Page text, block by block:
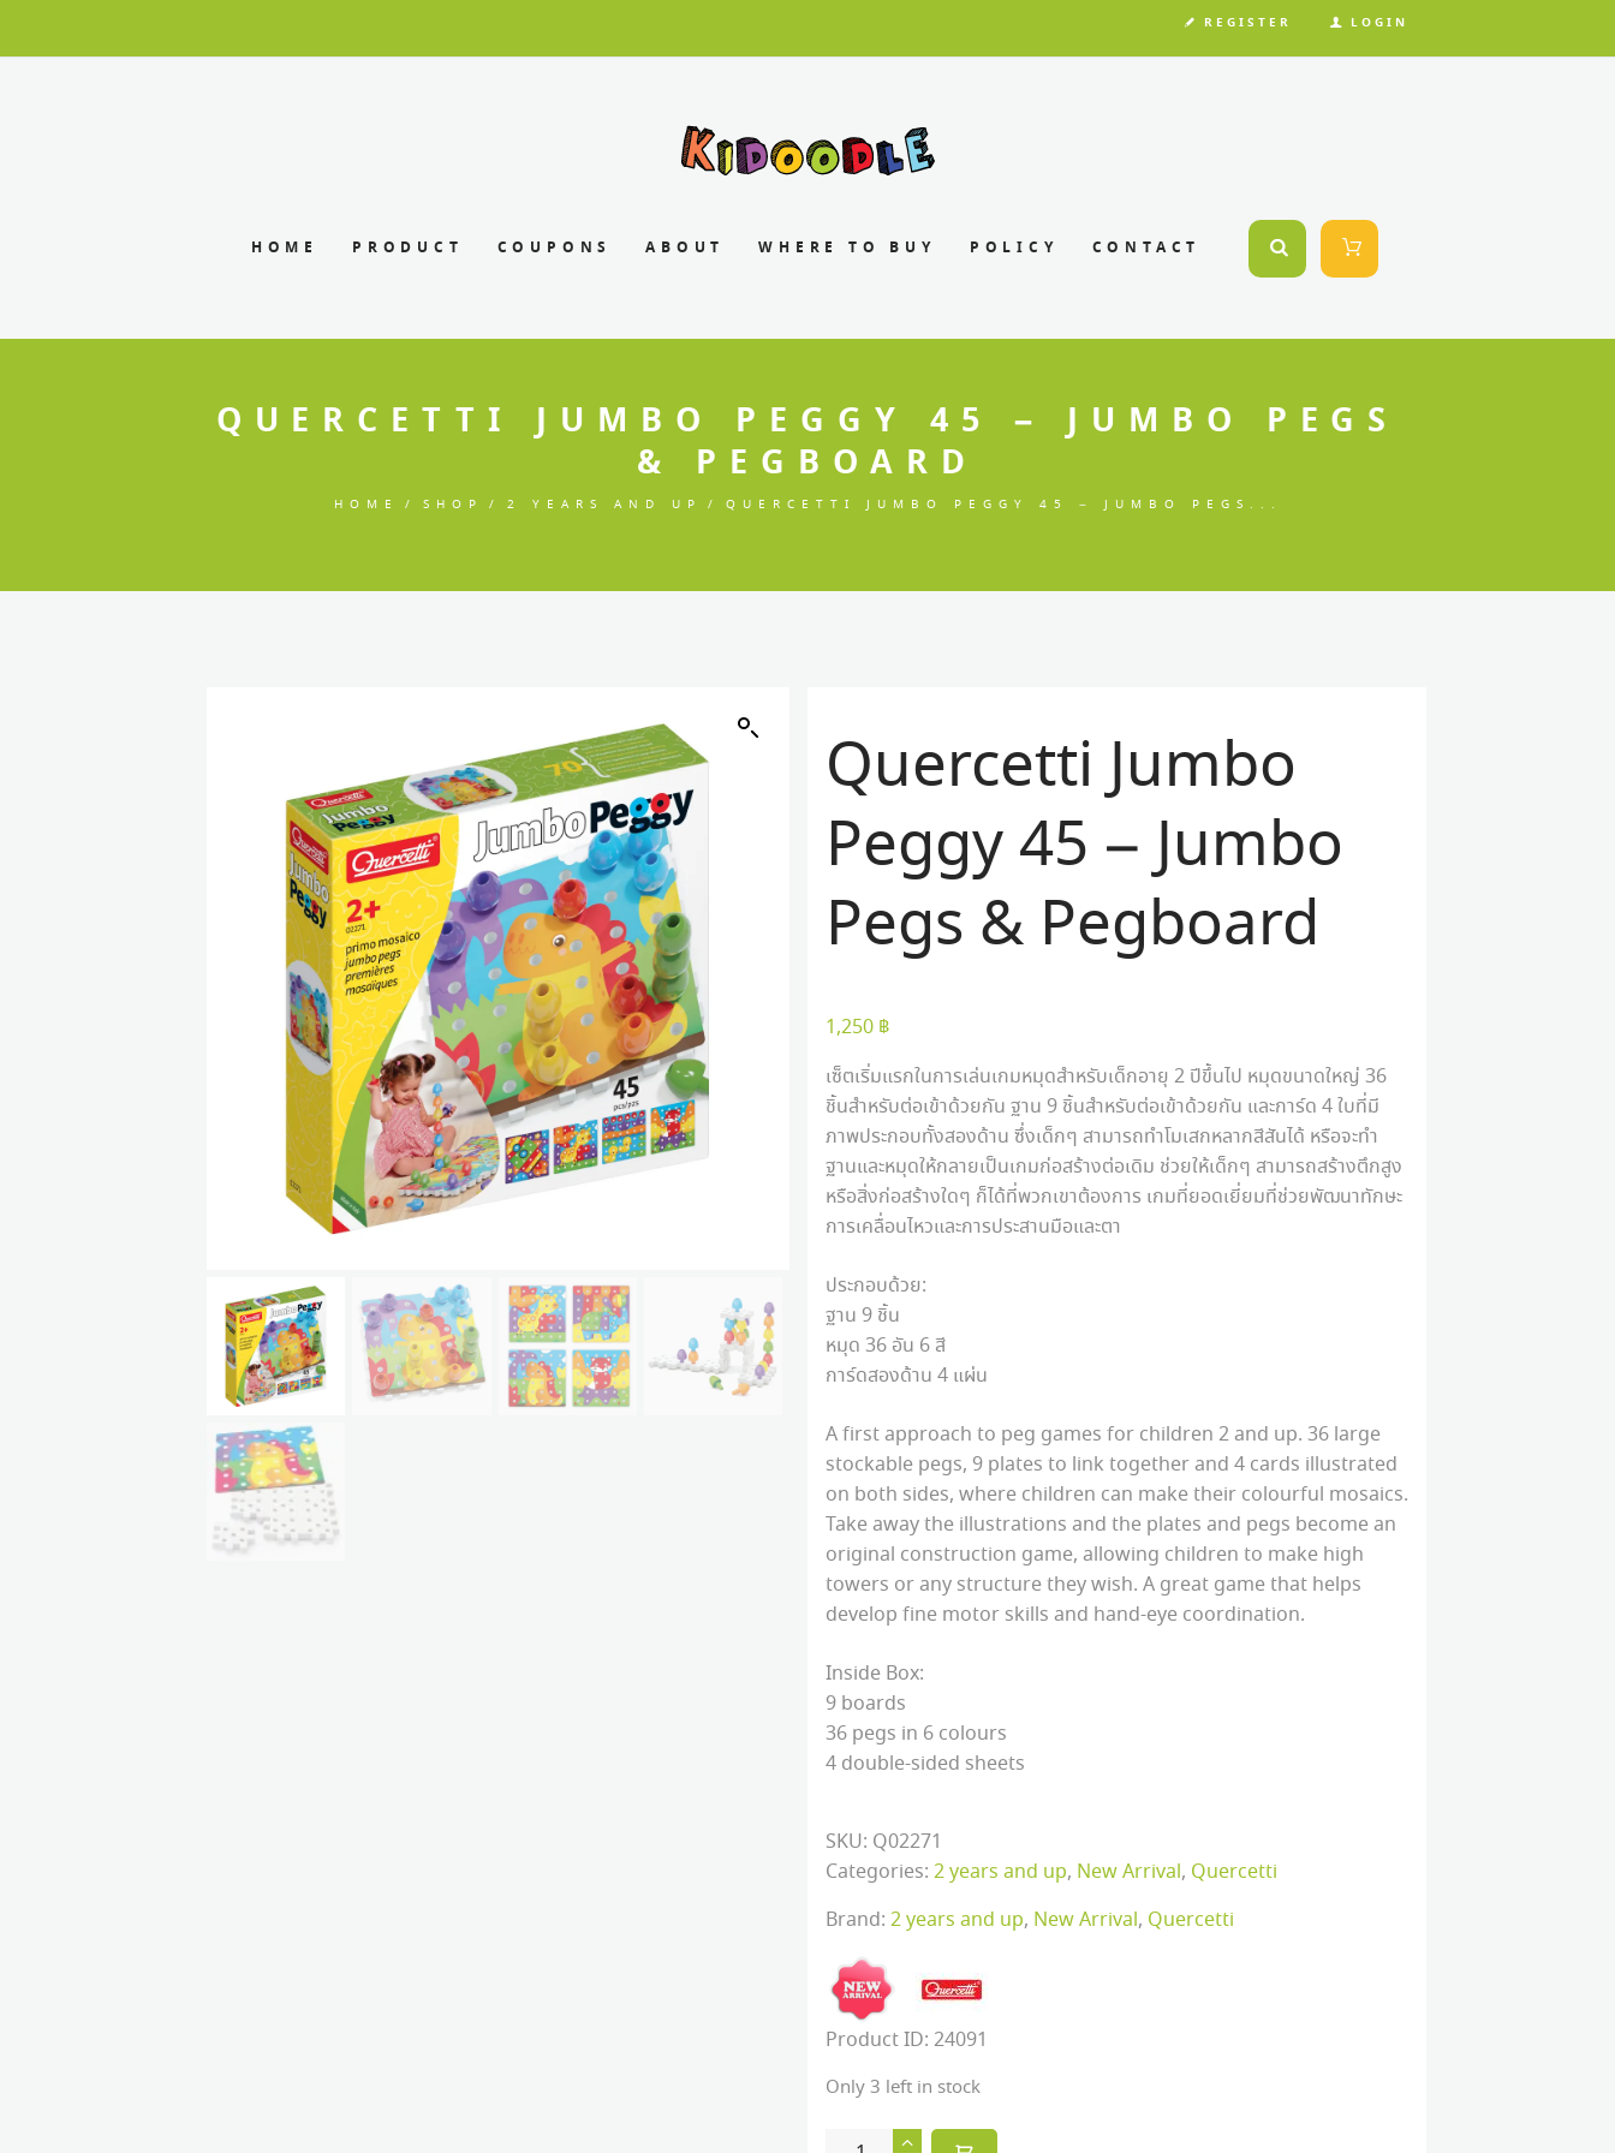
REGISTER LOGIN
HOME PRODUCT COUPONS ABOUT WHERE TO BUY POLICY CONTACT
QUERCETTI JUMBO PEGGY 45 – JUMBO PEGS
& PEGBOARD
HOME SHOP 2 YEARS AND UP QUERCETTI JUMBO PEGGY 45 – JUMBO PEGS...
Quercetti Jumbo
Peggy 45 – Jumbo
Pegs & Pegboard
1,250 ฿
เซ็ตเริ่มแรกในการเล่นเกมหมุดสำหรับเด็กอายุ 2 ปีขึ้นไป หมุดขนาดใหญ่ 36
ชิ้นสำหรับต่อเข้าด้วยกัน ฐาน 9 ชิ้นสำหรับต่อเข้าด้วยกัน และการ์ด 4 ใบที่มี
ภาพประกอบทั้งสองด้าน ซึ่งเด็กๆ สามารถทำโมเสกหลากสีสันได้ หรือจะทำ
ฐานและหมุดให้กลายเป็นเกมก่อสร้างต่อเดิม ช่วยให้เด็กๆ สามารถสร้างตึกสูง
หรือสิ่งก่อสร้างใดๆ ก็ได้ที่พวกเขาต้องการ เกมที่ยอดเยี่ยมที่ช่วยพัฒนาทักษะ
การเคลื่อนไหวและการประสานมือและตา
ประกอบด้วย:
ฐาน 9 ชิ้น
หมุด 36 อัน 6 สี
การ์ดสองด้าน 4 แผ่น
A first approach to peg games for children 2 and up. 36 large
stockable pegs, 9 plates to link together and 4 cards illustrated
on both sides, where children can make their colourful mosaics.
Take away the illustrations and the plates and pegs become an
original construction game, allowing children to make high
towers or any structure they wish. A great game that helps
develop fine motor skills and hand-eye coordination.
Inside Box:
9 boards
36 pegs in 6 colours
4 double-sided sheets
SKU: Q02271
Categories: 2 years and up, New Arrival, Quercetti
Brand: 2 years and up, New Arrival, Quercetti
Product ID: 24091
Only 3 left in stock
Quercetti